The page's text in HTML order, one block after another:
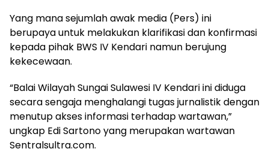
Yang mana sejumlah awak media (Pers) ini
berupaya untuk melakukan klarifikasi dan konfirmasi
kepada pihak BWS IV Kendari namun berujung
kekecewaan.
“Balai Wilayah Sungai Sulawesi IV Kendari ini diduga
secara sengaja menghalangi tugas jurnalistik dengan
menutup akses informasi terhadap wartawan,”
ungkap Edi Sartono yang merupakan wartawan
Sentralsultra.com.